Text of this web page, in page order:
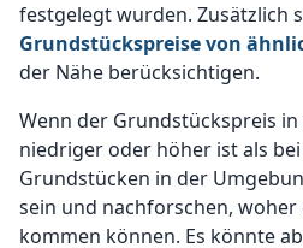
festgelegt wurden. Zusätzlich
Grundstückspreise von
der Nähe berücksichtigen.
Wenn der Grundstückspreis
niedriger oder höher ist als
Grundstücken in der
sein und nachforschen,
kommen können. Es könnte